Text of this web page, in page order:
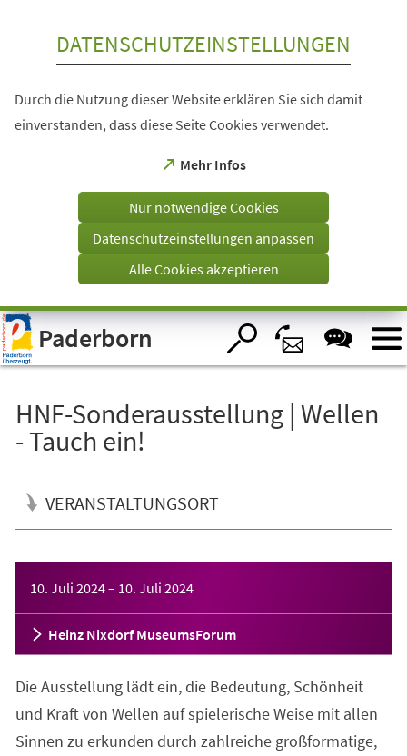
Visuelle
Assistenzsoftware
öffnen.
DATENSCHUTZEINSTELLUNGEN
Durch die Nutzung dieser Website erklären Sie sich damit
einverstanden, dass diese Seite Cookies verwendet.
Mehr Infos
(Öffnet
einem
Tab)
Nur notwendige Cookies
Datenschutzeinstellungen anpassen
Alle Cookies akzeptieren
Paderborn
HNF-Sonderausstellung | Wellen
- Tauch ein!
VERANSTALTUNGSORT
10. Juli 2024– 10. Juli 2024
Heinz Nixdorf MuseumsForum
Die Ausstellung lädt ein, die Bedeutung, Schönheit
und Kraft von Wellen auf spielerische Weise mit allen
Sinnen zu erkunden durch zahlreiche großformatige,